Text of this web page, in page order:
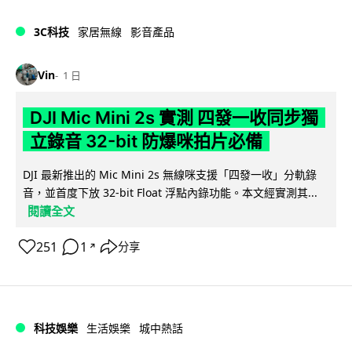
3C科技 家居無線 影音產品
Vin 1 日
DJI Mic Mini 2s 實測 四發一收同步獨
立錄音 32-bit 防爆咪拍片必備
DJI 最新推出的 Mic Mini 2s 無線咪支援「四發一收」分軌錄
音，並首度下放 32-bit Float 浮點內錄功能。本文經實測其...
閱讀全文
251 1 ↗ 分享
科技娛樂 生活娛樂 城中熱話